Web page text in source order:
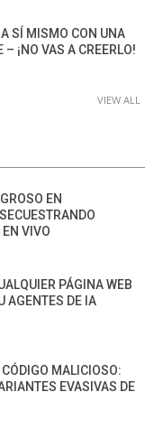
SÍ MISMO CON UNA
– ¡NO VAS A CREERLO!
VIEW ALL
EN
VIVO
PÁGINA WEB
AGENTES DE IA
MALICIOSO:
EVASIVAS DE